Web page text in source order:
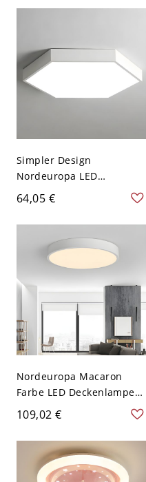
Deckenleuchte - Blau
Simpler Design
Nordeuropa LED
Deckenlampe Sechseck
Metall Schirm 1-Licht
Deckenleuchte - Weiß
110V-120V 40,64 cm
Weißlicht
64,05 €
Nordeuropa Macaron
Farbe LED Deckenlampe
Simpler Design Rund 1-
Licht Deckenleuchte -
Weiß 110V-120V 22,86 cm
109,02 €